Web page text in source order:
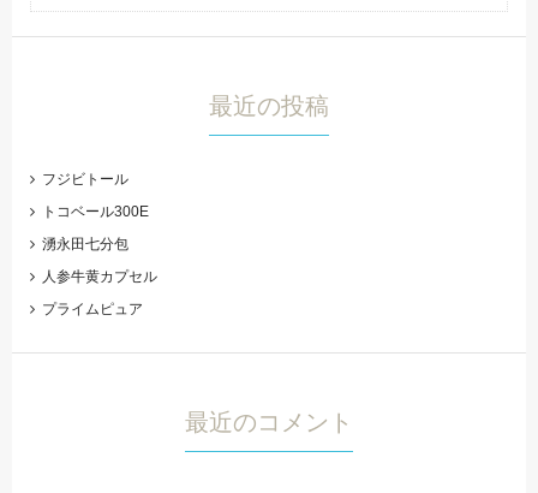
最近の投稿
フジビトール
トコベール300E
湧永田七分包
人参牛黄カプセル
プライムピュア
最近のコメント